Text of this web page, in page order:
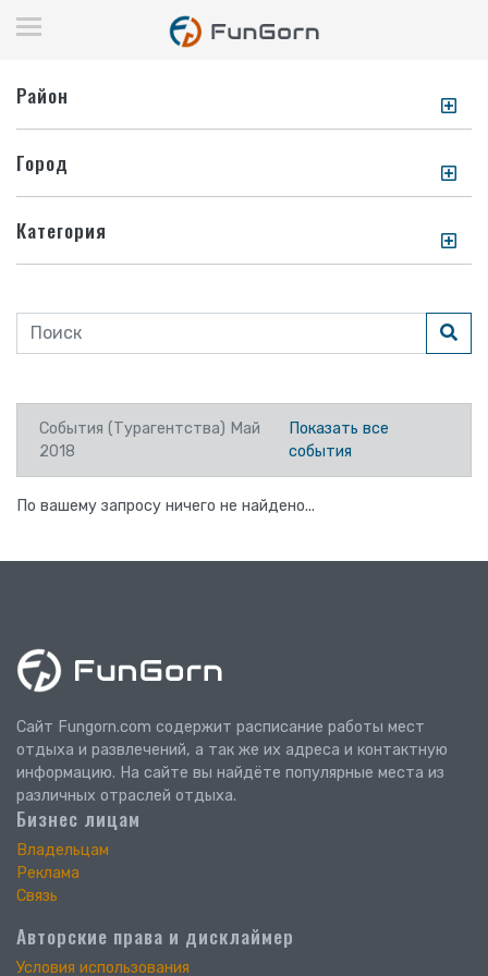
Район
Город
Категория
События (Турагентства) Май
2018
Показать все
события
По вашему запросу ничего не найдено...
Сайт Fungorn.com содержит расписание работы мест
отдыха и развлечений, а так же их адреса и контактную
информацию. На сайте вы найдёте популярные места из
различных отраслей отдыха.
Бизнес лицам
Владельцам
Реклама
Связь
Авторские права и дисклаймер
Условия использования